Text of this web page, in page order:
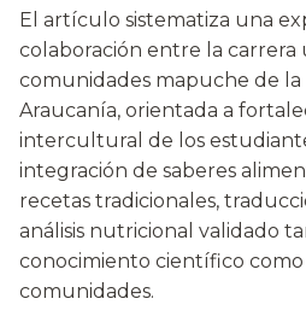
El artículo sistematiza una
colaboración entre la carrera
comunidades mapuche de la
Araucanía, orientada a
intercultural de los
integración de saberes
recetas tradicionales,
análisis nutricional validado
conocimiento científico como
comunidades.